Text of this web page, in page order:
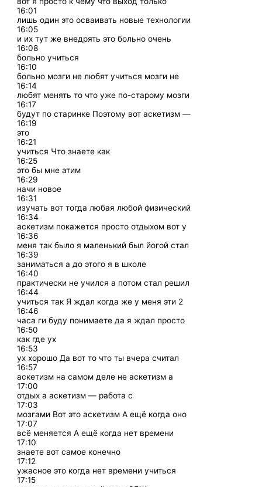
16:01
лишь один это осваивать новые технологии
16:05
и их тут же внедрять это больно очень
16:08
больно учиться
16:10
больно мозги не любят учиться мозги не
16:14
любят менять то что уже по-старому мозги
16:17
будут по старинке Поэтому вот аскетизм —
16:19
это
16:21
учиться Что знаете как
16:25
это бы мне атим
16:29
начи новое
16:31
изучать вот тогда любая любой физический
16:34
аскетизм покажется просто отдыхом вот у
16:36
меня так было я маленький был йогой стал
16:39
заниматься а до этого я в школе
16:40
практически не учился а потом стал решил
16:44
учиться так Я ждал когда же у меня эти 2
16:46
часа ги буду понимаете да я ждал просто
16:50
как где ух
16:53
ух хорошо Да вот то что ты вчера считал
16:57
аскетизм на самом деле не аскетизм а
17:00
отдых а аскетизм — работа с
17:03
мозгами Вот это аскетизм А ещё когда оно
17:07
всё меняется А ещё когда нет времени
17:10
знаете вот самое конечно
17:12
ужасное это когда нет времени учиться
17:15